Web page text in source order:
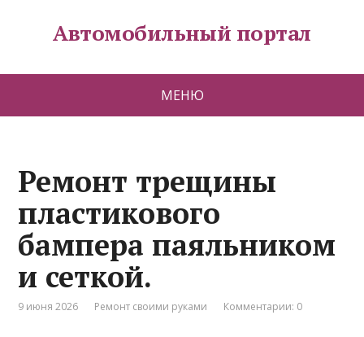
Автомобильный портал
МЕНЮ
Ремонт трещины
пластикового
бампера паяльником
и сеткой.
9 июня 2026 Ремонт своими руками Комментарии: 0